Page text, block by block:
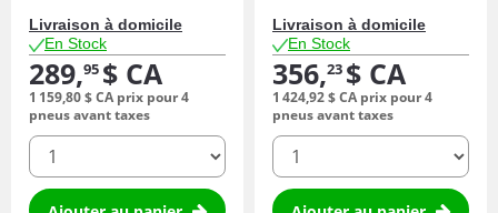
Livraison à domicile
En Stock
289,95 $ CA
1 159,80$ CA prix pour 4
pneus avant taxes
quantité
Livraison à domicile
En Stock
356,23 $ CA
1 424,92$ CA prix pour 4
pneus avant taxes
quantité